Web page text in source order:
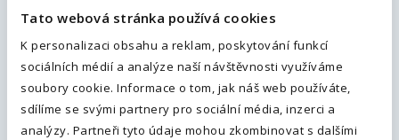
Tato webová stránka používá cookies
K personalizaci obsahu a reklam, poskytování funkcí
sociálních médií a analýze naší návštěvnosti využíváme
soubory cookie. Informace o tom, jak náš web používáte,
sdílíme se svými partnery pro sociální média, inzerci a
analýzy. Partneři tyto údaje mohou zkombinovat s dalšími
Doplňující informace (poznámka)
Váš telefon*
Předvolba
Odesláním souhlasíte sezpracováním osobních údajů.